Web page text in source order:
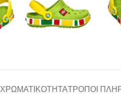
ΧΡΩΜΑΤΙΚΌΤΗΤΑΤΡΌΠΟΙ